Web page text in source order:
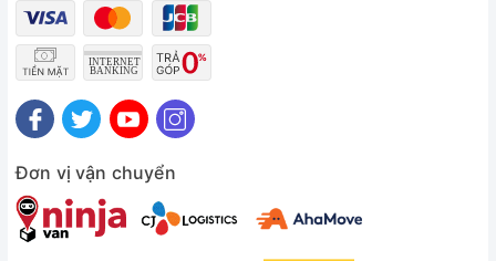
2.5 HP - 20.800 BTU
Phạm vi làm lạnh hiệu quả:
Từ 30 - 40m² (từ 80 đến 120m³)
Độ ồn trung bình (được đo trong phòng thí nghiệm):
Dàn lạnh: 34 dB - Dàn nóng: 51 dB
Dòng sản phẩm:
2025
Sản xuất tại:
Malaysia
Thời gian bảo hành cục lạnh, cục nóng:
Đơn vị vận chuyển